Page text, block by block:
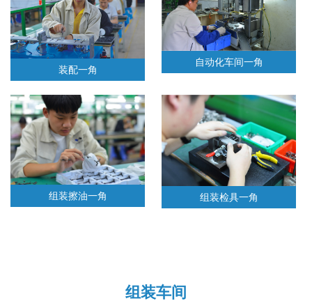
装配一角
自动化车间一角
组装擦油一角 组装检具一角
组装车间